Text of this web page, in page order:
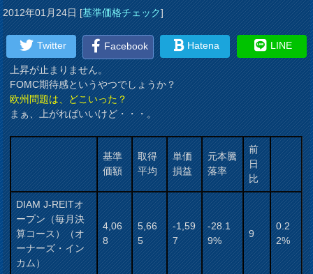
2012年01月24日[基準価格チェック]
Twitter Facebook Hatena LINE
上昇が止まりません。
FOMC期待感というやつでしょうか？
欧州問題は、どこいった？
まぁ、上がればいいけど・・・。
基準
価額
取得
平均
単価
損益
元本騰
落率
前
日
比
DIAM J-REITオ
ープン（毎月決
算コース）（オ
ーナーズ・イン
カム）
4,06
8
5,66
5
-1,59
7
-28.1
9%
9
0.2
2%